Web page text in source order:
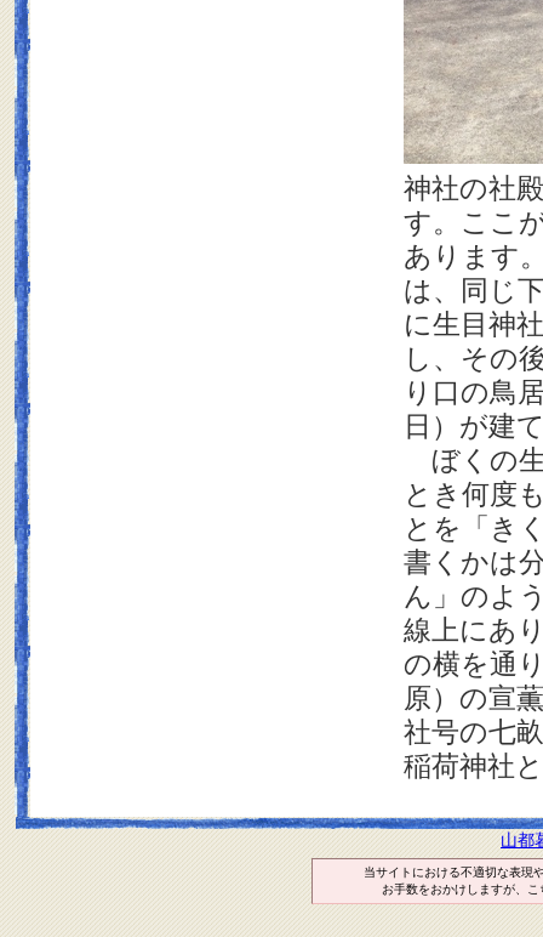
神社の社
す。ここ
あります
は、同じ
に生目神
し、その
り口の鳥
日）が建
ぼくの
とき何度
とを「き
書くかは
ん」のよ
線上にあ
の横を通
原）の宣
社号の七
稲荷神社
山都
当サイトにおける不適切な表現
お手数をおかけしますが、こ